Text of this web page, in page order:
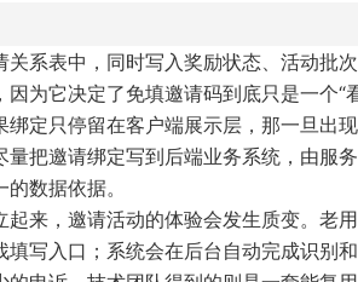
关系表中，同时写入奖励状态、活动批
因为它决定了免填邀请码到底只是一个
绑定只停留在客户端展示层，那一旦出
量把邀请绑定写到后端业务系统，由服
数据依据。
起来，邀请活动的体验会发生质变。老
填写入口；系统会在后台自动完成识别